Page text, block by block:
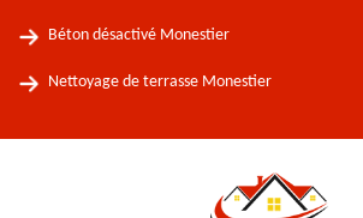
Béton désactivé Monestier
Nettoyage de terrasse Monestier